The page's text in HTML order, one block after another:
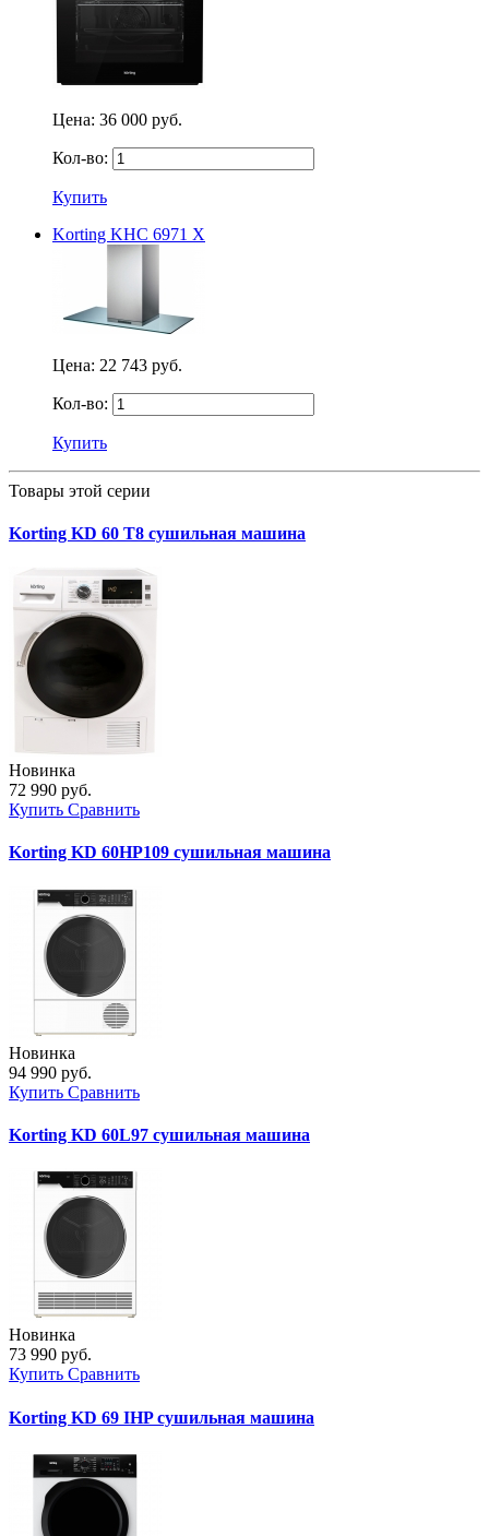
Цена: 36 000 руб.
Кол-во:
Купить
Korting KHC 6971 X
Цена: 22 743 руб.
Кол-во:
Купить
Товары этой серии
Korting KD 60 T8 сушильная машина
Новинка
72 990 руб.
Купить Сравнить
Korting KD 60HP109 сушильная машина
Новинка
94 990 руб.
Купить Сравнить
Korting KD 60L97 сушильная машина
Новинка
73 990 руб.
Купить Сравнить
Korting KD 69 IHP сушильная машина